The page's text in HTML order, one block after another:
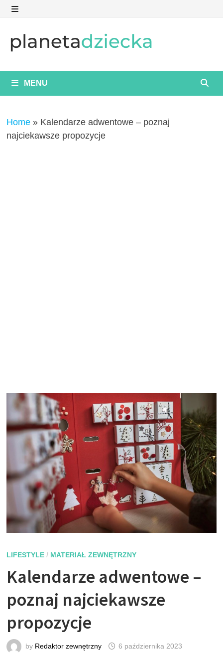
Skip
content
MENU
Home » Kalendarze adwentowe – poznaj
najciekawsze propozycje
LIFESTYLE / MATERIAŁ ZEWNĘTRZNY
Kalendarze adwentowe –
poznaj najciekawsze
propozycje
by Redaktor zewnętrzny 6 października 2023